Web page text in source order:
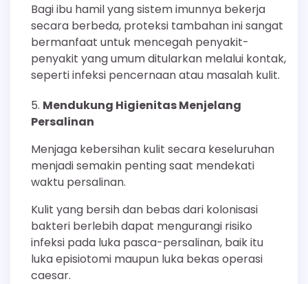
Bagi ibu hamil yang sistem imunnya bekerja
secara berbeda, proteksi tambahan ini sangat
bermanfaat untuk mencegah penyakit-
penyakit yang umum ditularkan melalui kontak,
seperti infeksi pencernaan atau masalah kulit.
Mendukung Higienitas Menjelang
Persalinan
Menjaga kebersihan kulit secara keseluruhan
menjadi semakin penting saat mendekati
waktu persalinan.
Kulit yang bersih dan bebas dari kolonisasi
bakteri berlebih dapat mengurangi risiko
infeksi pada luka pasca-persalinan, baik itu
luka episiotomi maupun luka bekas operasi
caesar.